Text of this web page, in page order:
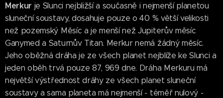
Merkur je Slunci nejbližší a současně i nejmenší planetou
sluneční soustavy, dosahuje pouze o 40 % větší velikosti
než pozemský Měsíc a je menší než Jupiterův měsíc
Ganymed a Saturnův Titan. Merkur nemá žádný měsíc.
Jeho oběžná dráha je ze všech planet nejblíže ke Slunci a
jeden oběh trvá pouze 87, 969 dne. Dráha Merkuru má
největší výstřednost dráhy ze všech planet sluneční
soustavy a sama planeta má nejmenší - téměř nulový -